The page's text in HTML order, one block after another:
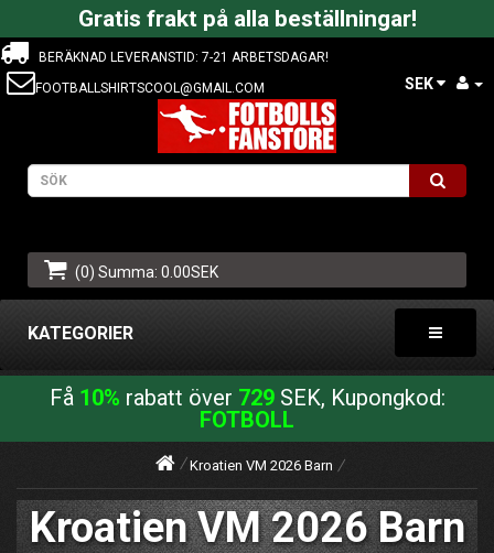
Gratis frakt på alla beställningar!
BERÄKNAD LEVERANSTID: 7-21 ARBETSDAGAR!
FOOTBALLSHIRTSCOOL@GMAIL.COM
SEK
(0) Summa: 0.00SEK
KATEGORIER
Få 10% rabatt över 729SEK, Kupongkod:
FOTBOLL
Kroatien VM 2026 Barn
Kroatien VM 2026 Barn